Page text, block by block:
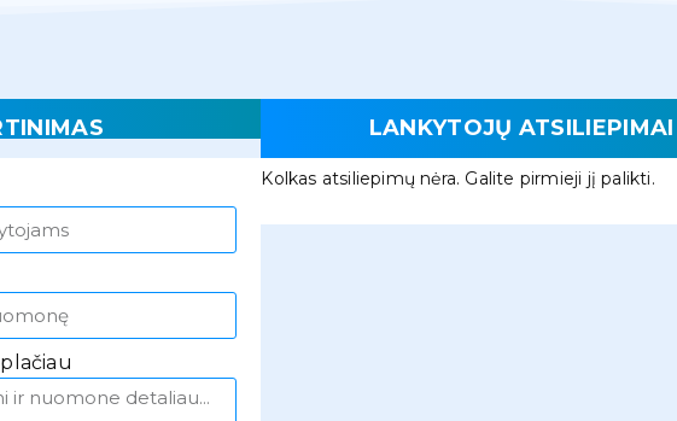
LANKYTOJŲ ATSILIEPIMAI
Kolkas atsiliepimų nėra. Galite pirmieji jį palikti.